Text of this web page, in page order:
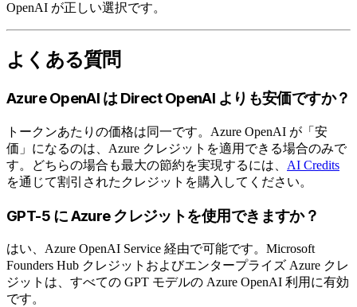
OpenAI が正しい選択です。
よくある質問
Azure OpenAI は Direct OpenAI よりも安価ですか？
トークンあたりの価格は同一です。Azure OpenAI が「安
価」になるのは、Azure クレジットを適用できる場合のみで
す。どちらの場合も最大の節約を実現するには、 AI Credits
を通じて割引されたクレジットを購入してください。
GPT-5 に Azure クレジットを使用できますか？
はい、Azure OpenAI Service 経由で可能です。Microsoft
Founders Hub クレジットおよびエンタープライズ Azure クレ
ジットは、すべての GPT モデルの Azure OpenAI 利用に有効
です。